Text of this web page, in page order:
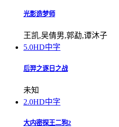
光影造梦师
王凯,吴倩男,郭勐,谭沐子
5.0HD中字
后羿之逐日之战
未知
2.0HD中字
大内密探王二狗2